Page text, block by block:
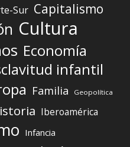
Sur Capitalismo
Cultura
Economía
infantil
Familia Geopolítica
Iberoamérica
Infancia